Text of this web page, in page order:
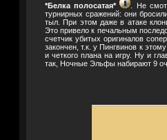
*Белка полосатая*
. Не
турнирных сражений: они
тыл. При этом даже в атаке
Это привело к печальным
счетчик убитых оригиналов
закончен, т.к. у Пингвинов к
и четкого плана на игру. Ну и
так, Ночные Эльфы набирают 9